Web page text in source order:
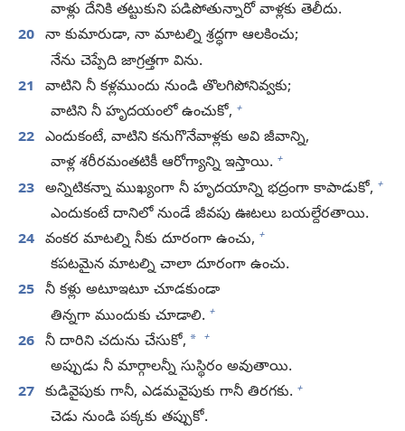
వాళ్లు దేనికి తట్టుకుని పడిపోతున్నారో వాళ్లకు తెలీదు.
20 నా కుమారుడా, నా మాటల్ని శ్రద్ధగా ఆలకించు;
నేను చెప్పేది జాగ్రత్తగా విను.
21
వాటిని నీ కళ్లముందు నుండి తొలగిపోనివ్వకు;
వాటిని నీ హృదయంలో ఉంచుకో, +
22 ఎందుకంటే, వాటిని కనుగొనేవాళ్లకు అవి జీవాన్ని,
వాళ్ల శరీరమంతటికీ ఆరోగ్యాన్ని ఇస్తాయి. +
23 అన్నిటికన్నా ముఖ్యంగా నీ హృదయాన్ని భద్రంగా కాపాడుకో, +
ఎందుకంటే దానిలో నుండే జీవపు ఊటలు బయల్దేరతాయి.
24 వంకర మాటల్ని నీకు దూరంగా ఉంచు, +
కపటమైన మాటల్ని చాలా దూరంగా ఉంచు.
25 నీ కళ్లు అటూఇటూ చూడకుండా
తిన్నగా ముందుకు చూడాలి. +
26 నీ దారిని చదును చేసుకో, * +
అప్పుడు నీ మార్గాలన్నీ సుస్థిరం అవుతాయి.
27 కుడివైపుకు గానీ, ఎడమవైపుకు గానీ తిరగకు. +
చెడు నుండి పక్కకు తప్పుకో.